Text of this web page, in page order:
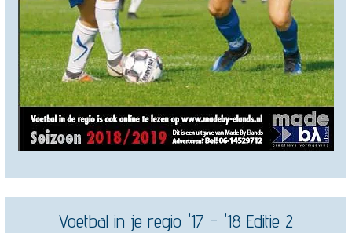
Voetbal in je regio '17 - '18 Editie 2